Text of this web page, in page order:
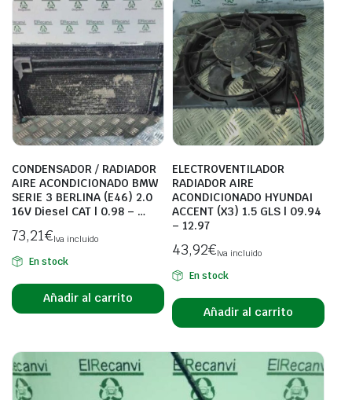
CONDENSADOR / RADIADOR
AIRE ACONDICIONADO BMW
SERIE 3 BERLINA (E46) 2.0
16V Diesel CAT | 0.98 – …
73,21€Iva incluido
En stock
Añadir al carrito
ELECTROVENTILADOR
RADIADOR AIRE
ACONDICIONADO HYUNDAI
ACCENT (X3) 1.5 GLS | 09.94
– 12.97
43,92€Iva incluido
En stock
Añadir al carrito